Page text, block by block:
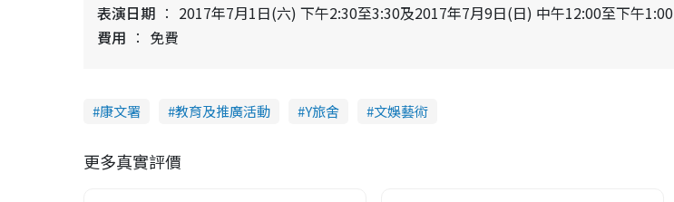
表演日期
2017年7月1日(六) 下午2:30至3:30及2017年7月9日(日) 中午12:00至下午1:00
費用
免費
康文署 教育及推廣活動 Y旅舍 文娛藝術
更多真實評價